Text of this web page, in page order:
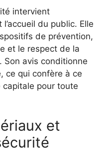
intervient
du public. Elle
de prévention,
et le respect de la
Son avis conditionne
ce qui confère à ce
pour toute
et